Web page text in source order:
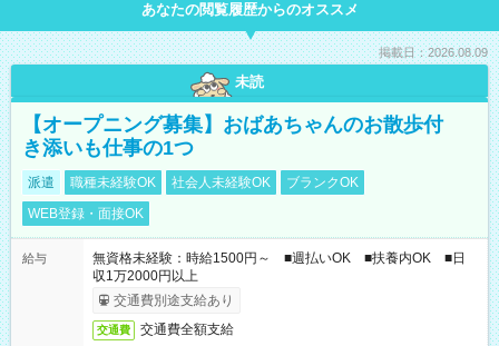
あなたの閲覧履歴からのオススメ
掲載日：2026.08.09
未読
【オープニング募集】おばあちゃんのお散歩付
き添いも仕事の1つ
派遣 職種未経験OK 社会人未経験OK
ブランクOK
WEB登録・面接OK
給与
無資格未経験：時給1500円～ ■週払いOK ■扶養内OK ■日
収1万2000円以上
交通費別途支給あり
交通費 交通費全額支給